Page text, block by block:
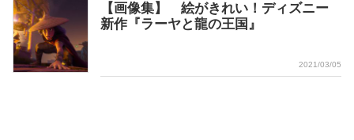
【画像集】 絵がきれい！ディズニー
新作『ラーヤと龍の王国』
2021/03/05